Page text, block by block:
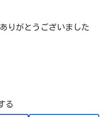
りがとうございました
る